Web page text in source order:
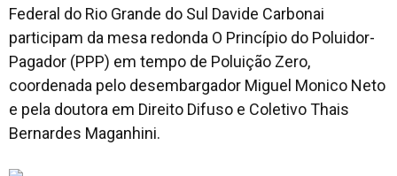
Federal do Rio Grande do Sul Davide Carbonai
participam da mesa redonda O Princípio do Poluidor-
Pagador (PPP) em tempo de Poluição Zero,
coordenada pelo desembargador Miguel Monico Neto
e pela doutora em Direito Difuso e Coletivo Thais
Bernardes Maganhini.